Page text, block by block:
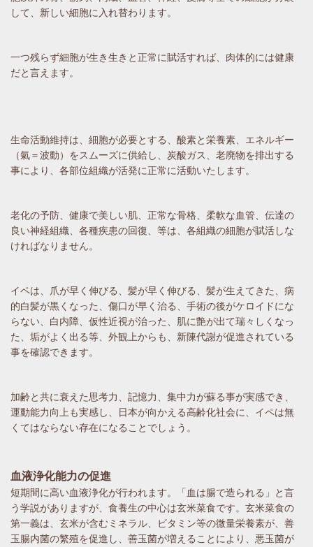
して、新しい細胞に入れ替わります。
一つ残らず細胞が生き生きと正常に賦活すれば、肉体的には健康
だと言えます。
生命活動維持は、細胞が必要とする、酸素と栄養素、エネルギー
（氣＝波動）をスムーズに供給し、炭酸ガス、老廃物を排出する
事により、各部位組織が活発に正常に活動いたします。
老化の予防、健康で美しい肌、正常な骨格、柔軟な血管、伝達の
良い神経組織、各種疾患の回復、等は、各組織の細胞が賦活しな
ければなりません。
イペは、爪が早く伸びる、髪が早く伸びる、髪が生えてきた、病
的白髪が黒くなった、傷口が早く治る、手術の後がケロイドにな
らない、白内障、仮性近視が治った、肌に艶が出て瑞々しくなっ
た、垢がよく出る等、外観上からも、新陳代謝が促進されている
事を確認できます。
加齢と共に衰えた思考力、記憶力、集中力が蘇る事が実感でき、
運動能力向上も実感し、日本が向かえる高齢化社会に、イペは無
くてはならない存在になることでしょう。
血液浄化能力の促進
短期間に高い血液浄化が行われます。「血は腸で造られる」と言
う学説がありますが、食養生の中心は玄米菜食です。玄米菜食の
第一義は、玄米が含むミネラル、ビタミン等の微量栄養素が、善
玉腸内菌の繁殖を促進し、善玉菌が増えることにより、悪玉菌が